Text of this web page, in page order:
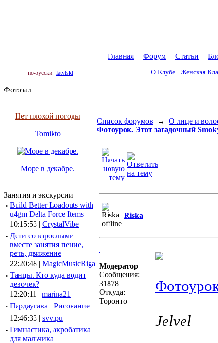
Главная Форум Статьи
по-русски latviski О Клубе Женская
Фотозал
Нет плохой погоды
Tomikto
Море в декабре.
Занятия и экскурсии
· Build Better Loadouts with
u4gm Delta Force Items
10:15:53 | CrystalVibe
· Дети со взрослыми
вместе занятия пение,
речь, движение
22:20:48 | MagicMusicRiga
· Танцы. Кто куда водит
девочек?
12:20:11 | marina21
· Пардаугава - Рисование
12:46:33 | svvipu
· Гимнастика, акробатика
для мальчика
Список форумов → О лице и
Фотоурок. Этот загадочный
Riska
Модератор
Сообщения:
31878
Откуда:
Торонто
Jelvel